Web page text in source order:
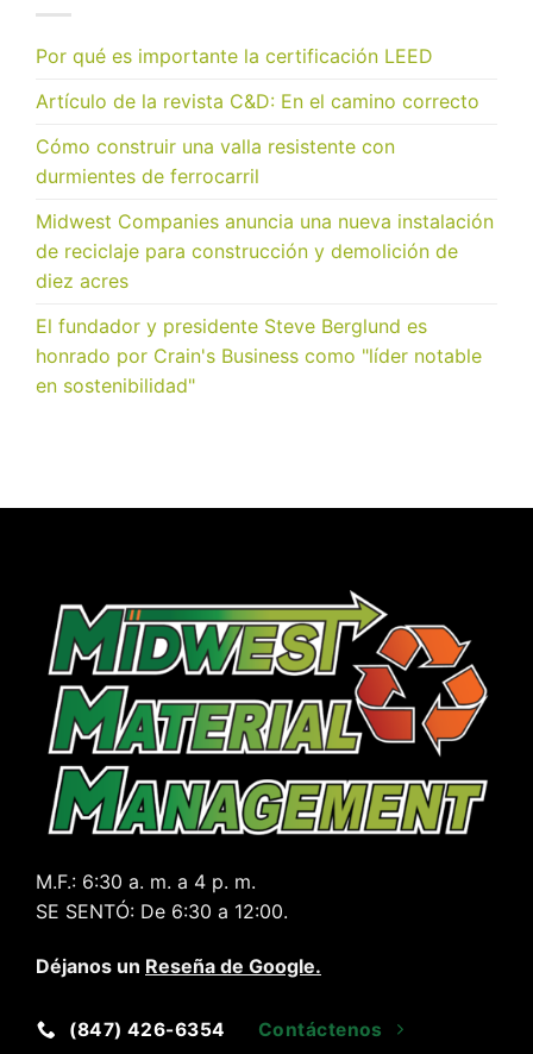
Por qué es importante la certificación LEED
Artículo de la revista C&D: En el camino correcto
Cómo construir una valla resistente con
durmientes de ferrocarril
Midwest Companies anuncia una nueva instalación
de reciclaje para construcción y demolición de
diez acres
El fundador y presidente Steve Berglund es
honrado por Crain's Business como "líder notable
en sostenibilidad"
M.F.: 6:30 a. m. a 4 p. m.
SE SENTÓ: De 6:30 a 12:00.
Déjanos un Reseña de Google.
(847) 426-6354 Contáctenos